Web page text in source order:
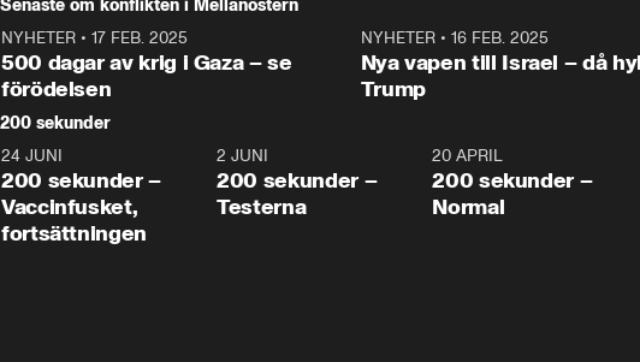
Senaste om konflikten i Mellanöstern
NYHETER • 17 FEB. 2025
500 dagar av krig i Gaza – se
förödelsen
NYHETER• 16 FEB. 2025
Nya vapen till Israel – då
Trump
200 sekunder
5:00
24 JUNI
200 sekunder –
Vaccinfusket,
fortsättningen
4:23
2 JUNI
200 sekunder –
Testerna
20 APRIL
200 sekunder –
Normal